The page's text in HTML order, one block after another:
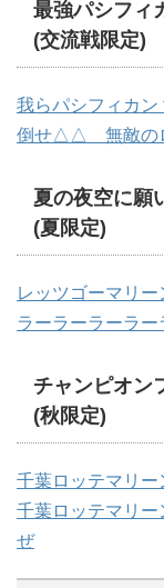
最強パシフィ
(交流戦限定)
我らパシフィカン
倒せ△△ 無敵の
夏の夜空に願
(夏限定)
レッツゴーマリ
ラーラーラーラ
チャンピオン
(秋限定)
千葉ロッテマリ
千葉ロッテマリー
ぜ